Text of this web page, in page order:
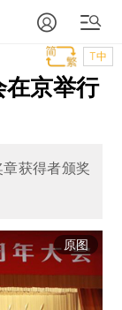
T中
京举行
获得者颁奖
原图